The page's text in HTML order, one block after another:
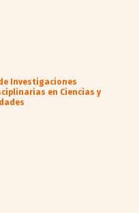
Investigaciones
en Ciencias y